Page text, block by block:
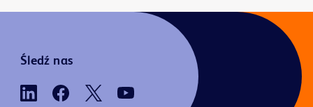
Śledź nas